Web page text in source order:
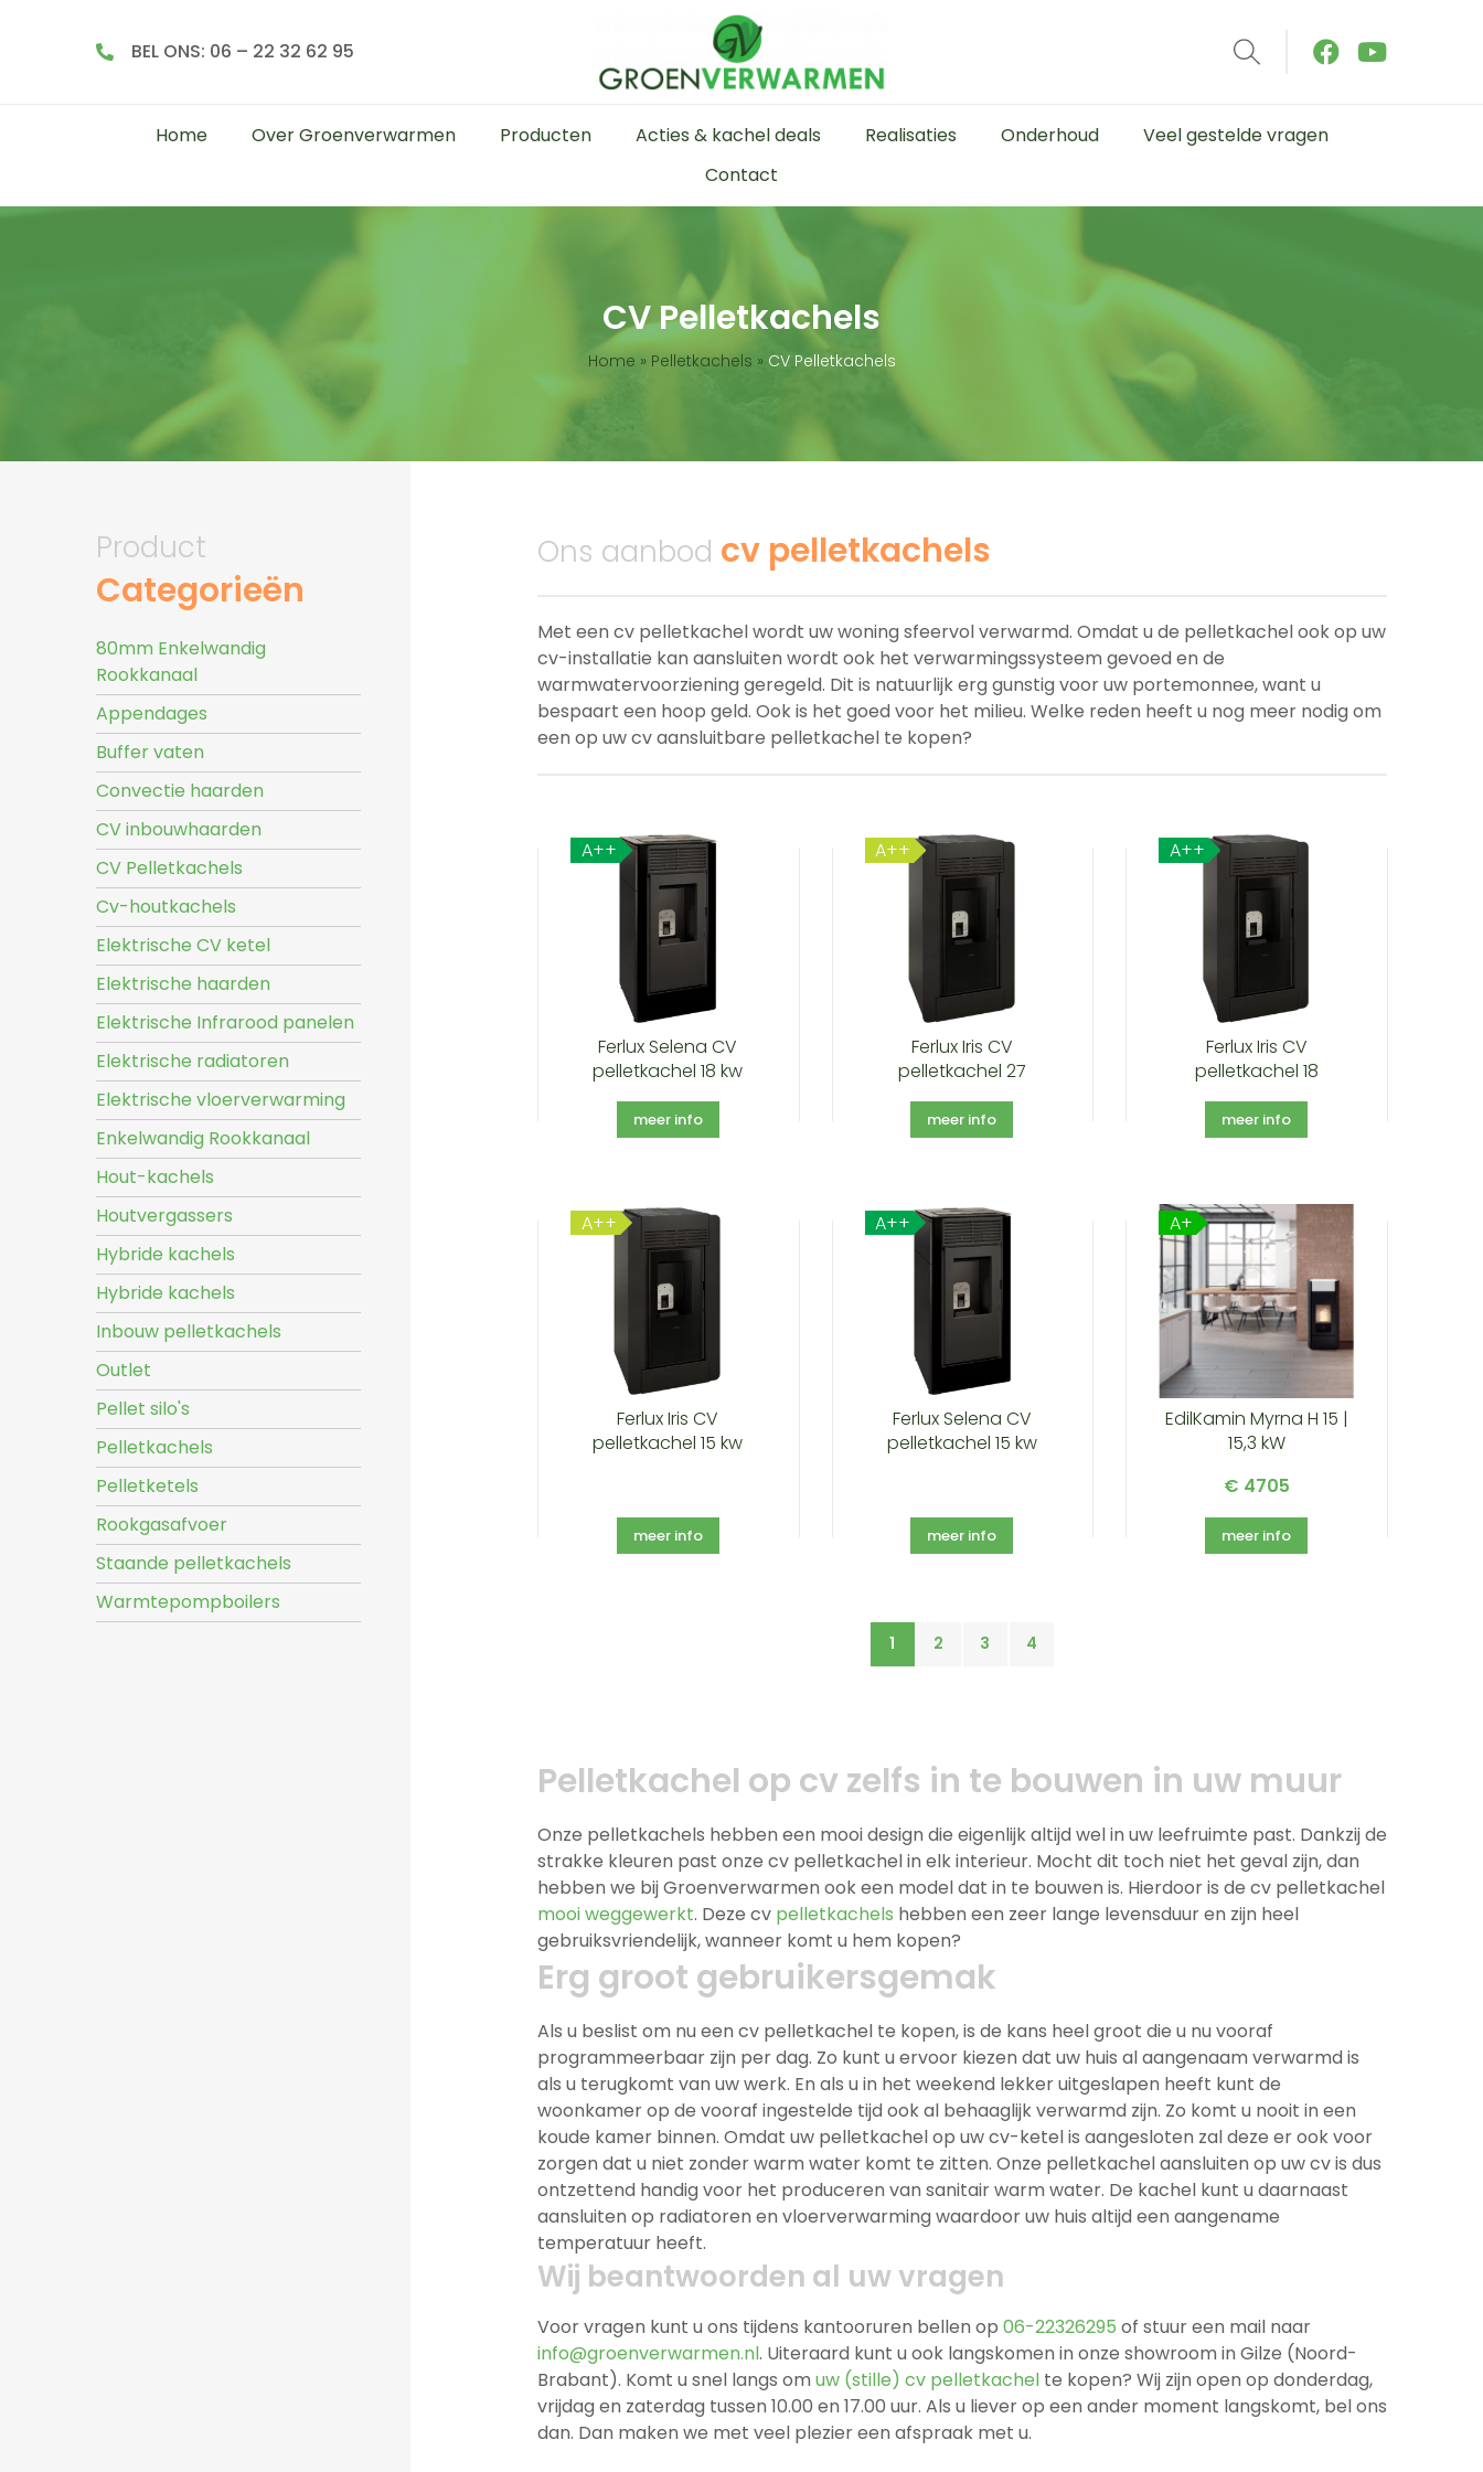
BEL ONS: 06 – 22 32 62 95
Home Over Groenverwarmen Producten Acties & kachel deals Realisaties Onderhoud
Veel gestelde vragen
Contact
CV Pelletkachels
Home » Pelletkachels » CV Pelletkachels
Product
Categorieën
80mm Enkelwandig
Rookkanaal
Appendages
Buffer vaten
Convectie haarden
CV inbouwhaarden
CV Pelletkachels
Cv-houtkachels
Elektrische CV ketel
Elektrische haarden
Elektrische Infrarood panelen
Elektrische radiatoren
Elektrische vloerverwarming
Enkelwandig Rookkanaal
Hout-kachels
Houtvergassers
Hybride kachels
Hybride kachels
Inbouw pelletkachels
Outlet
Pellet silo's
Pelletkachels
Pelletketels
Rookgasafvoer
Staande pelletkachels
Warmtepompboilers
Ons aanbod cv pelletkachels
Met een cv pelletkachel wordt uw woning sfeervol verwarmd. Omdat u de pelletkachel ook op uw
cv-installatie kan aansluiten wordt ook het verwarmingssysteem gevoed en de
warmwatervoorziening geregeld. Dit is natuurlijk erg gunstig voor uw portemonnee, want u
bespaart een hoop geld. Ook is het goed voor het milieu. Welke reden heeft u nog meer nodig om
een op uw cv aansluitbare pelletkachel te kopen?
A++
Ferlux Selena CV
pelletkachel 18 kw
meer info
A++
Ferlux Iris CV
pelletkachel 27
meer info
A++
Ferlux Iris CV
pelletkachel 18
meer info
A++
Ferlux Iris CV
pelletkachel 15 kw
meer info
A++
Ferlux Selena CV
pelletkachel 15 kw
meer info
A+
EdilKamin Myrna H 15 |
15,3 kW
€ 4705
meer info
1 2 3 4
Pelletkachel op cv zelfs in te bouwen in uw muur
Onze pelletkachels hebben een mooi design die eigenlijk altijd wel in uw leefruimte past. Dankzij de
strakke kleuren past onze cv pelletkachel in elk interieur. Mocht dit toch niet het geval zijn, dan
hebben we bij Groenverwarmen ook een model dat in te bouwen is. Hierdoor is de cv pelletkachel
mooi weggewerkt. Deze cv pelletkachels hebben een zeer lange levensduur en zijn heel
gebruiksvriendelijk, wanneer komt u hem kopen?
Erg groot gebruikersgemak
Als u beslist om nu een cv pelletkachel te kopen, is de kans heel groot die u nu vooraf
programmeerbaar zijn per dag. Zo kunt u ervoor kiezen dat uw huis al aangenaam verwarmd is
als u terugkomt van uw werk. En als u in het weekend lekker uitgeslapen heeft kunt de
woonkamer op de vooraf ingestelde tijd ook al behaaglijk verwarmd zijn. Zo komt u nooit in een
koude kamer binnen. Omdat uw pelletkachel op uw cv-ketel is aangesloten zal deze er ook voor
zorgen dat u niet zonder warm water komt te zitten. Onze pelletkachel aansluiten op uw cv is dus
ontzettend handig voor het produceren van sanitair warm water. De kachel kunt u daarnaast
aansluiten op radiatoren en vloerverwarming waardoor uw huis altijd een aangename
temperatuur heeft.
Wij beantwoorden al uw vragen
Voor vragen kunt u ons tijdens kantooruren bellen op 06-22326295 of stuur een mail naar
info@groenverwarmen.nl. Uiteraard kunt u ook langskomen in onze showroom in Gilze (Noord-
Brabant). Komt u snel langs om uw (stille) cv pelletkachelte kopen? Wij zijn open op donderdag,
vrijdag en zaterdag tussen 10.00 en 17.00 uur. Als u liever op een ander moment langskomt, bel ons
dan. Dan maken we met veel plezier een afspraak met u.